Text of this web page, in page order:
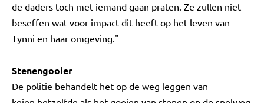
de daders toch met iemand gaan praten. Ze zullen niet
beseffen wat voor impact dit heeft op het leven van
Tynni en haar omgeving."
Stenengooier
De politie behandelt het op de weg leggen van